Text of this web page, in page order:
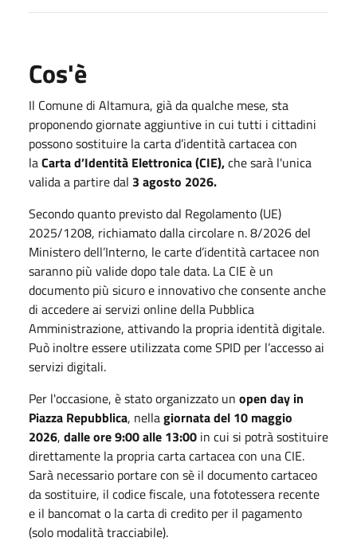
Cos'è
Il Comune di Altamura, già da qualche mese, sta
proponendo giornate aggiuntive in cui tutti i cittadini
possono sostituire la carta d’identità cartacea con
laCarta d’Identità Elettronica (CIE),che sarà l'unica
valida a partire dal 3 agosto 2026.
Secondo quanto previsto dal Regolamento (UE)
2025/1208, richiamato dalla circolare n. 8/2026 del
Ministero dell’Interno, le carte d’identità cartacee non
saranno più valide dopo tale data. La CIE è un
documento più sicuro e innovativo che consente anche
di accedere ai servizi online della Pubblica
Amministrazione, attivando la propria identità digitale.
Può inoltre essere utilizzata come SPID per l’accesso ai
servizi digitali.
Per l'occasione, è stato organizzato un open day in
Piazza Repubblica, nellagiornata del 10 maggio
2026, dalle ore 9:00 alle 13:00 in cui si potrà sostituire
direttamente la propria carta cartacea con una CIE.
Sarà necessario portare con sè il documento cartaceo
da sostituire, il codice fiscale, una fototessera recente
e il bancomat o la carta di credito per il pagamento
(solo modalità tracciabile).